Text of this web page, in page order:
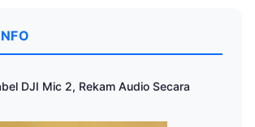
DJI Mic 2, Rekam Audio Secara